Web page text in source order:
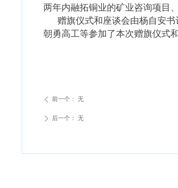
两年内融拓铜业的矿业咨询项目
赠旗仪式和座谈会由杨自安
朝勇高工等参加了本次赠旗仪式和
ꄴ 前一个： 无
ꄲ 后一个： 无